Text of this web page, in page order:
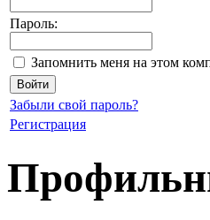
Пароль:
Запомнить меня на этом
Забыли свой пароль?
Регистрация